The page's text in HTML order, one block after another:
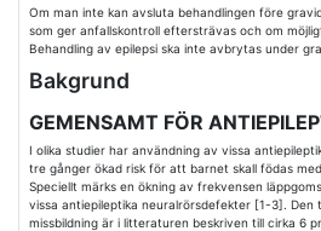
Om man inte kan avsluta behandlingen före
som ger anfallskontroll eftersträvas och om
Behandling av epilepsi ska inte avbrytas under
Bakgrund
GEMENSAMT FÖR
I olika studier har användning av vissa
tre gånger ökad risk för att barnet skall födas
Speciellt märks en ökning av frekvensen
vissa antiepileptika neuralrörsdefekter [1-3]. Den
missbildning är i litteraturen beskriven till cirka 6